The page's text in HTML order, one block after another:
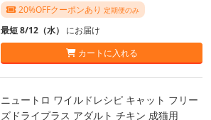
20%OFFクーポンあり 定期便のみ
最短 8/12（水） にお届け
カートに入れる
ニュートロ ワイルドレシピ キャット フリー
ズドライプラス アダルト チキン 成猫用